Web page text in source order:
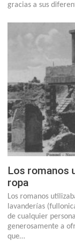
gracias a sus
Los romanos
ropa
Los romanos
lavanderías
de cualquier
generosamente a
que…